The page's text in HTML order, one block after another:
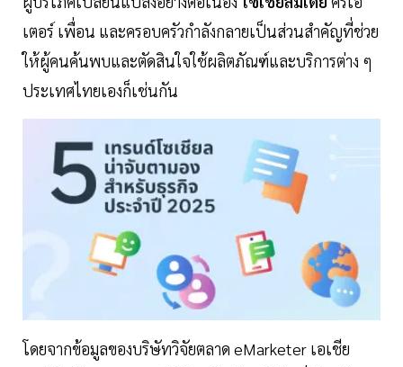
เตอร์ เพื่อน และครอบครัวกำลังกลายเป็นส่วนสำคัญที่ช่วย
ให้ผู้คนค้นพบและตัดสินใจใช้ผลิตภัณฑ์และบริการต่าง ๆ
ประเทศไทยเองก็เช่นกัน
โดยจากข้อมูลของบริษัทวิจัยตลาด eMarketer เอเชีย